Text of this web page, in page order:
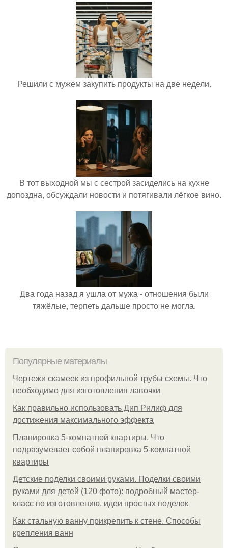
Решили с мужем закупить продукты на две недели.
В тот выходной мы с сестрой засиделись на кухне
допоздна, обсуждали новости и потягивали лёгкое вино.
Два года назад я ушла от мужа - отношения были
тяжёлые, терпеть дальше просто не могла.
Популярные материалы
Чертежи скамеек из профильной трубы схемы. Что
необходимо для изготовления лавочки
Как правильно использовать Дип Рилиф для
достижения максимального эффекта
Планировка 5-комнатной квартиры. Что
подразумевает собой планировка 5-комнатной
квартиры
Детские поделки своими руками. Поделки своими
руками для детей (120 фото): подробный мастер-
класс по изготовлению, идеи простых поделок
Как стальную ванну прикрепить к стене. Способы
крепления ванн